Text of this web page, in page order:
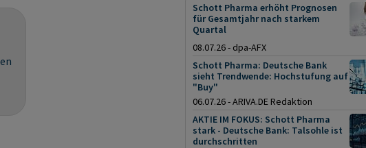
Schott Pharma erhöht Prognosen
für Gesamtjahr nach starkem
Quartal
08.07.26 - dpa-AFX
Schott Pharma: Deutsche Bank
sieht Trendwende: Hochstufung auf
"Buy"
06.07.26 - ARIVA.DE Redaktion
AKTIE IM FOKUS: Schott Pharma
stark - Deutsche Bank: Talsohle ist
durchschritten